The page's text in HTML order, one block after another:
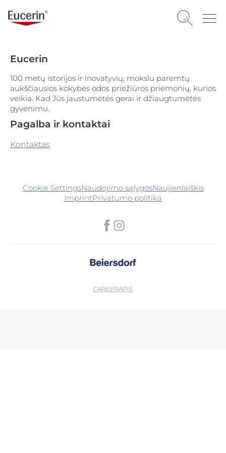
Eucerin
100 metų istorijos ir inovatyvių, mokslu paremtų
aukščiausios kokybės odos priežiūros priemonių, kurios
veikia. Kad Jūs jaustumėtės gerai ir džiaugtumėtės
gyvenimu.
Pagalba ir kontaktai
Kontaktas
Cookie SettingsNaudojimo sąlygosNaujienlaiškis
ImprintPrivatumo politika
CAREERAPIE